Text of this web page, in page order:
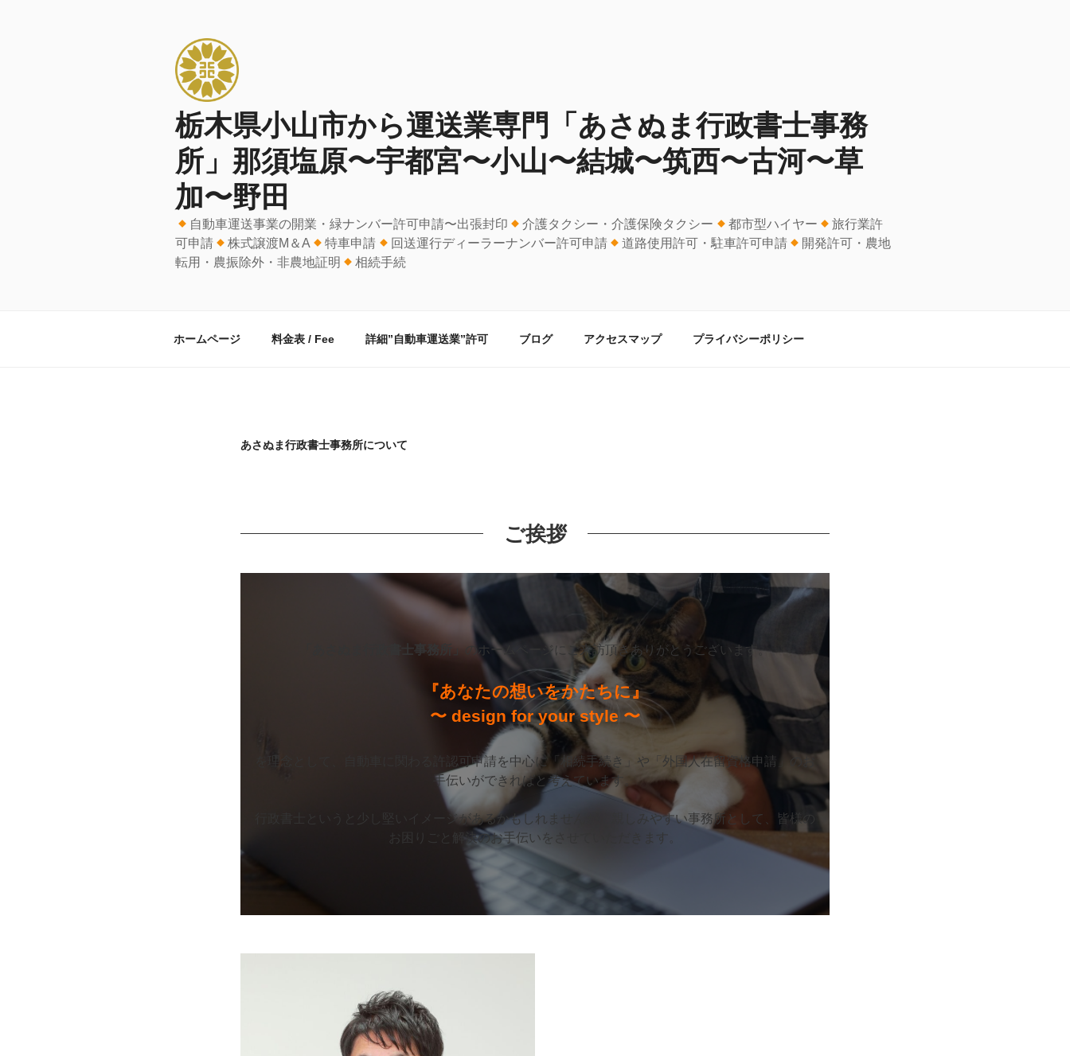
栃木県小山市から運送業専門「あさぬま行政書士事務
所」那須塩原〜宇都宮〜小山〜結城〜筑西〜古河〜草
加〜野田
自動車運送事業の開業・緑ナンバー許可申請〜出張封印 介護タクシー・介護保険タクシー 都市型ハイヤー
旅行業許
可申請
株式譲渡M＆A 特車申請 回送運行ディーラーナンバー許可申請 道路使用許可・駐車許可申請
開発許可・農地
転用・農振除外・非農地証明
相続手続
ホームページ 料金表 / Fee 詳細”自動車運送業”許可 ブログ アクセスマップ プライバシーポリシー
あさぬま行政書士事務所について
ご挨拶
「あさぬま行政書士事務所」 のホームページにご来訪頂きありがとうございます。
『あなたの想いをかたちに』
〜 design for your style 〜
を理念として、自動車に関わる許認可申請を中心に「相続手続き」や「外国人在留資格申請」のお
手伝いができればと考えています。
行政書士というと少し堅いイメージがあるかもしれませんが、親しみやすい事務所として、皆様の
お困りごと解決のお手伝いをさせていただきます。